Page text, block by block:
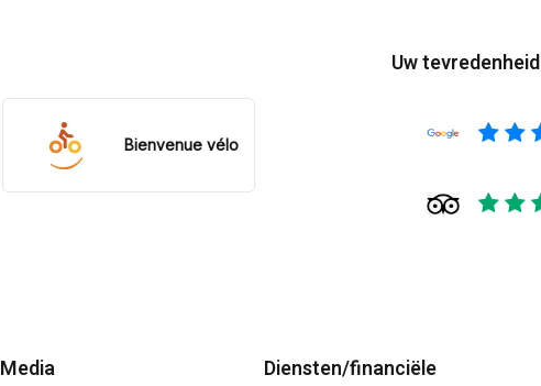
Bienvenue vélo
Uw tevredenheid
Media Diensten/financiële